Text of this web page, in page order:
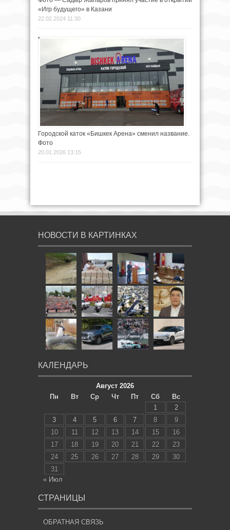
«Игр будущего» в Казани
22.02.2024 11:30
Городской каток «Бишкек Арена» сменил название.
Фото
20.01.2026 13:15
НОВОСТИ В КАРТИНКАХ
КАЛЕНДАРЬ
Август 2026
Пн
Вт Ср Чт Пт Сб
Вс
1
2
3
4 5 6 7 8
9
10
11 12 13 14 15
16
17
18 19 20 21 22
23
24
25 26 27 28 29
30
31
« Июл
СТРАНИЦЫ
ОБРАТНАЯ СВЯЗЬ